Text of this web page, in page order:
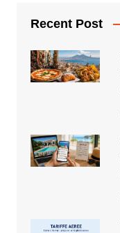
Recent Post